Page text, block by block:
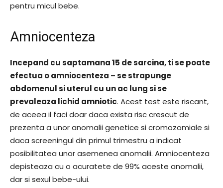
pentru micul bebe.
Amniocenteza
Incepand cu saptamana 15 de sarcina, ti se poate
efectua o amniocenteza – se strapunge
abdomenul si uterul cu un ac lung si se
prevaleaza lichid amniotic. Acest test este riscant,
de aceea il faci doar daca exista risc crescut de
prezenta a unor anomalii genetice si cromozomiale si
daca screeningul din primul trimestru a indicat
posibilitatea unor asemenea anomalii. Amniocenteza
depisteaza cu o acuratete de 99% aceste anomalii,
dar si sexul bebe-ului.